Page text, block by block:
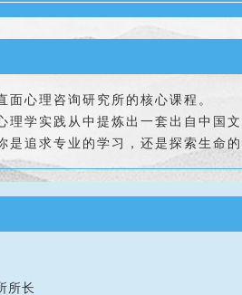
面心理咨询研究所的核心课程。
理学实践从中提炼出一套出自中国
是追求专业的学习，还是探索生命
所长